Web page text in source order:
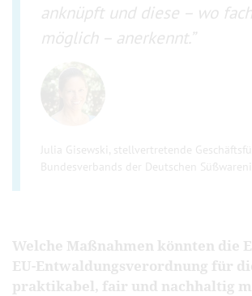
anknüpft und diese – wo
möglich – anerkennt.
Julia Gisewski, stellvertretende
Bundesverbands der Deutschen
Welche Maßnahmen könnten die
EU-Entwaldungsverordnung für
praktikabel, fair und nachhaltig